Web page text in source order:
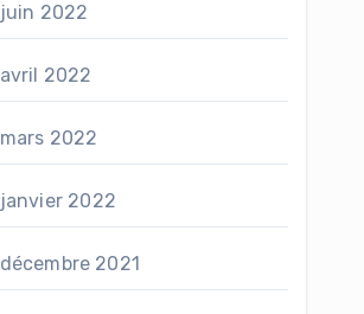
juin 2022
avril 2022
mars 2022
janvier 2022
décembre 2021